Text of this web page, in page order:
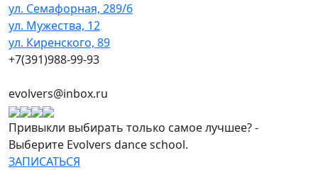
ул. Семафорная, 289/6
ул. Мужества, 12
ул. Киренского, 89
+7(391)988-99-93
evolvers@inbox.ru
Привыкли выбирать только самое лучшее? -
Выберите Evolvers dance school.
ЗАПИСАТЬСЯ